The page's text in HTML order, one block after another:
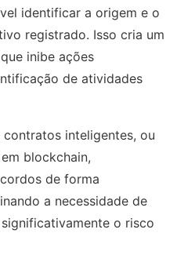
identificar a origem e o
registrado. Isso cria um
inibe ações
de atividades
contratos inteligentes, ou
blockchain,
de forma
a necessidade de
o risco